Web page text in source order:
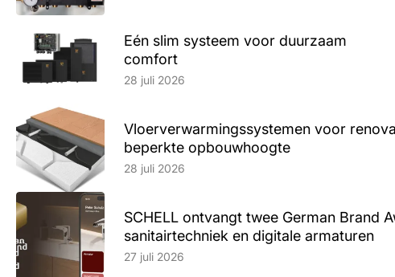
Eén slim systeem voor duurzaam
comfort
Lees artikel
28 juli 2026
Vloerverwarmingssystemen voor
beperkte opbouwhoogte
Lees artikel
28 juli 2026
SCHELL ontvangt twee German Brand
sanitairtechniek en digitale armaturen
Lees artikel
27 juli 2026